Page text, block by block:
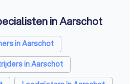
in Aarschot
in Aarschot
in Aarschot